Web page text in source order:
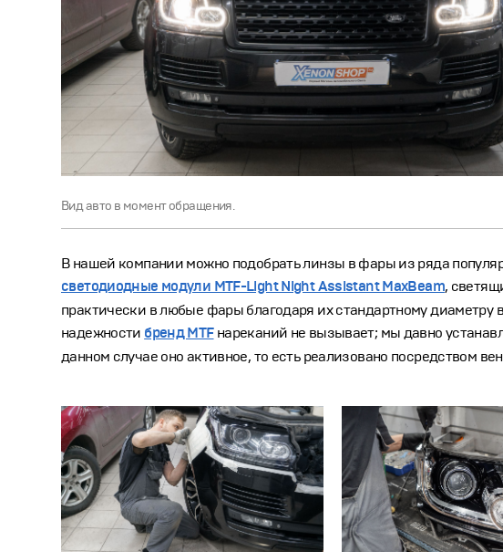
Вид авто в момент обращения.
В нашей компании можно подобрать линзы в фары из ряда
светодиодные модули MTF-Light Night Assistant MaxBeam,
практически в любые фары благодаря их стандартному
надежности бренд MTFнареканий не вызывает; мы давно
данном случае оно активное, то есть реализовано посредством